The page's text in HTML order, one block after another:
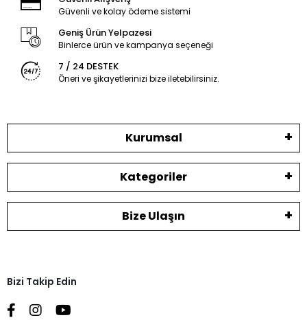
Güvenli ve kolay ödeme sistemi
Geniş Ürün Yelpazesi
Binlerce ürün ve kampanya seçeneği
7 / 24 DESTEK
Öneri ve şikayetlerinizi bize iletebilirsiniz.
Kurumsal
Kategoriler
Bize Ulaşın
Bizi Takip Edin